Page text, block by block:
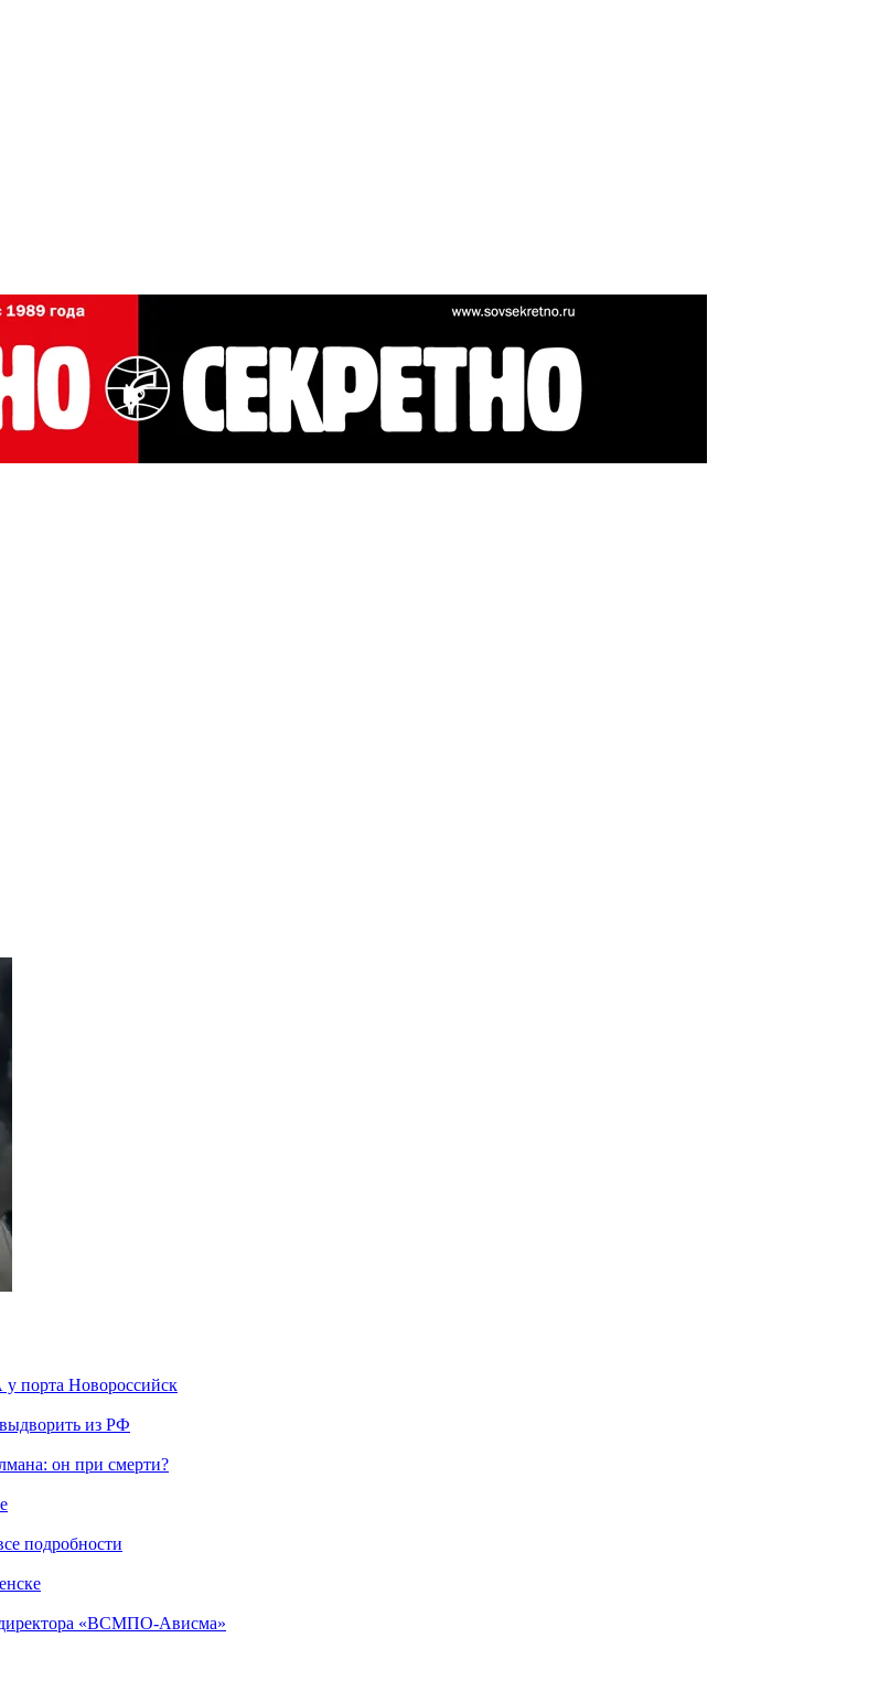
порта Новороссийск
выдворить из РФ
он при смерти?
подробности
«ВСМПО-Ависма»